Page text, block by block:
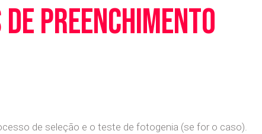
preenchimento
de seleção e o teste de fotogenia (se for o caso).